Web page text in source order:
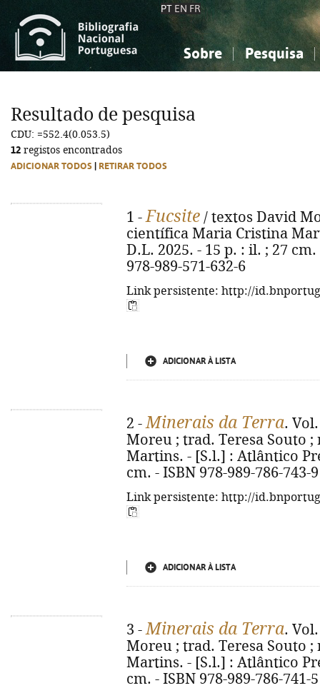
PT EN FR
Sobre Pesquisa
Ciências sociais...
Ciências sociais...
Resultado de pesquisa
CDU: =552.4(0.053.5)
12 registos encontrados
ADICIONAR TODOS RETIRAR TODOS
1 -Fucsite / textos David
científica Maria Cristina
D.L. 2025. - 15 p. : il. ; 27
978-989-571-632-6
Link persistente: http://
ADICIONAR À LISTA
2 -Minerais da Terra.
Moreu ; trad. Teresa Souto
Martins. - [S.l.] : Atlântico
cm. - ISBN 978-989-786-743-9
Link persistente: http://
ADICIONAR À LISTA
3 -Minerais da Terra.
Moreu ; trad. Teresa Souto
Martins. - [S.l.] : Atlântico
cm. - ISBN 978-989-786-741-5